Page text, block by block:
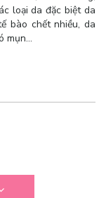
loại da đặc biệt da
bào chết nhiều, da
mụn…